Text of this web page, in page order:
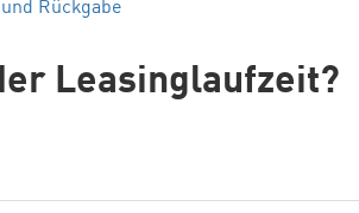
Rückgabe
Leasinglaufzeit?